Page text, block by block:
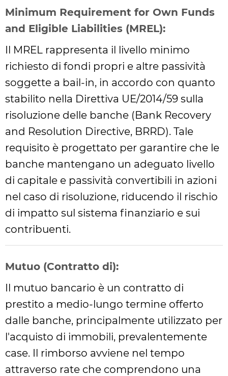
Minimum Requirement for Own Funds
and Eligible Liabilities (MREL):
Il MREL rappresenta il livello minimo
richiesto di fondi propri e altre passività
soggette a bail-in, in accordo con quanto
stabilito nella Direttiva UE/2014/59 sulla
risoluzione delle banche (Bank Recovery
and Resolution Directive, BRRD). Tale
requisito è progettato per garantire che le
banche mantengano un adeguato livello
di capitale e passività convertibili in azioni
nel caso di risoluzione, riducendo il rischio
di impatto sul sistema finanziario e sui
contribuenti.
Mutuo (Contratto di):
Il mutuo bancario è un contratto di
prestito a medio-lungo termine offerto
dalle banche, principalmente utilizzato per
l'acquisto di immobili, prevalentemente
case. Il rimborso avviene nel tempo
attraverso rate che comprendono una